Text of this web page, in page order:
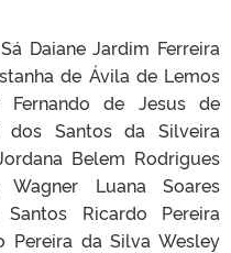
Daiane Jardim Ferreira
de Ávila de Lemos
Fernando de Jesus de
dos Santos da Silveira
Belem Rodrigues
Wagner Luana Soares
Ricardo Pereira
Pereira da Silva Wesley